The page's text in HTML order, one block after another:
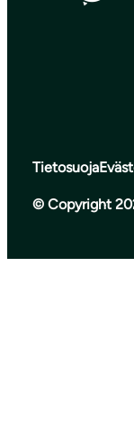
Tietosuoja
© Copyright